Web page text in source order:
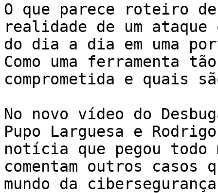
O que parece roteiro
realidade de um
do dia a dia em uma
Como uma ferramenta
comprometida e quais
No novo vídeo do
Pupo Larguesa e
notícia que pegou todo
comentam outros casos
mundo da